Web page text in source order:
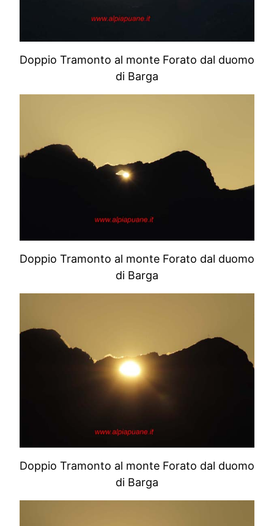
Doppio Tramonto al monte Forato dal duomo
di Barga
Doppio Tramonto al monte Forato dal duomo
di Barga
Doppio Tramonto al monte Forato dal duomo
di Barga